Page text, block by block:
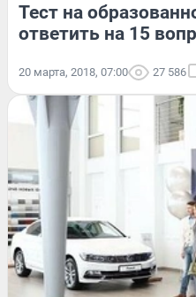
Тест на
ответить на 15
20 марта, 2018, 07:00 27 586